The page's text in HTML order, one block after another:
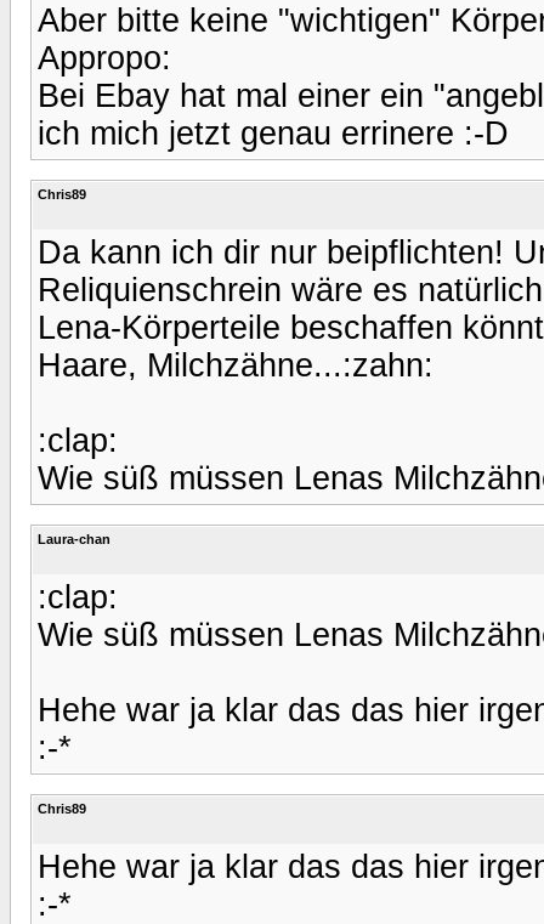
Aber bitte keine "wichtigen"
Appropo:
Bei Ebay hat mal einer ein
ich mich jetzt genau errinere :-D
Chris89
Da kann ich dir nur beipflichten!
Reliquienschrein wäre es
Lena-Körperteile beschaffen
Haare, Milchzähne...:zahn:
:clap:
Wie süß müssen Lenas
Laura-chan
:clap:
Wie süß müssen Lenas
Hehe war ja klar das das hier
:-*
Chris89
Hehe war ja klar das das hier
:-*